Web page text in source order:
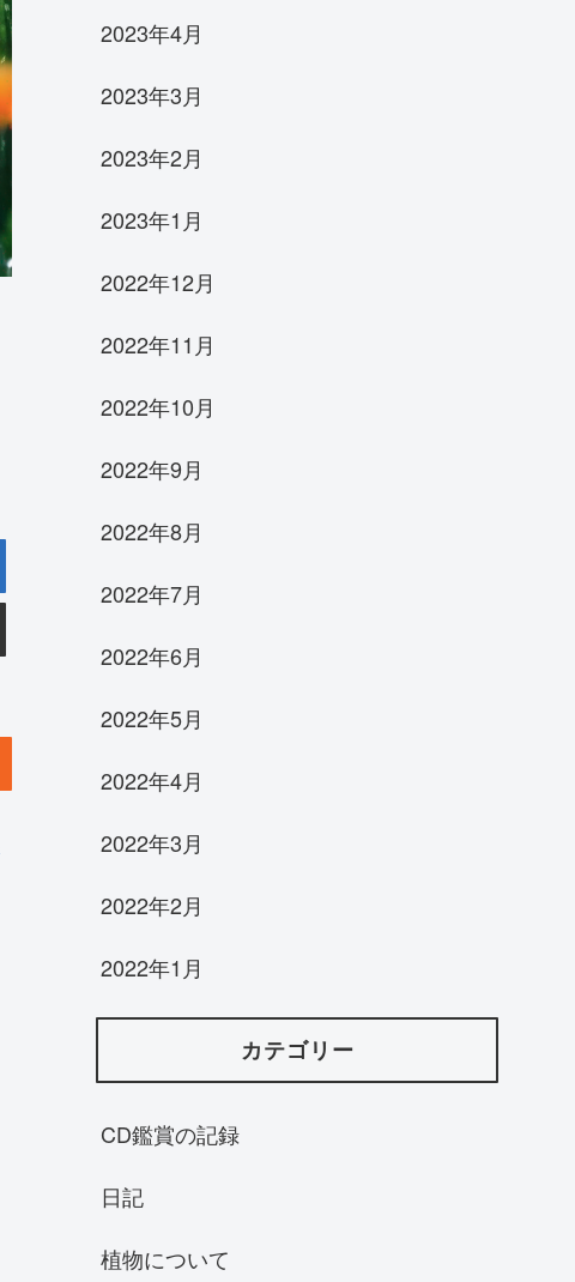
2023年4月
2023年3月
2023年2月
2023年1月
2022年12月
2022年11月
2022年10月
2022年9月
2022年8月
2022年7月
2022年6月
2022年5月
2022年4月
2022年3月
2022年2月
2022年1月
カテゴリー
CD鑑賞の記録
日記
植物について